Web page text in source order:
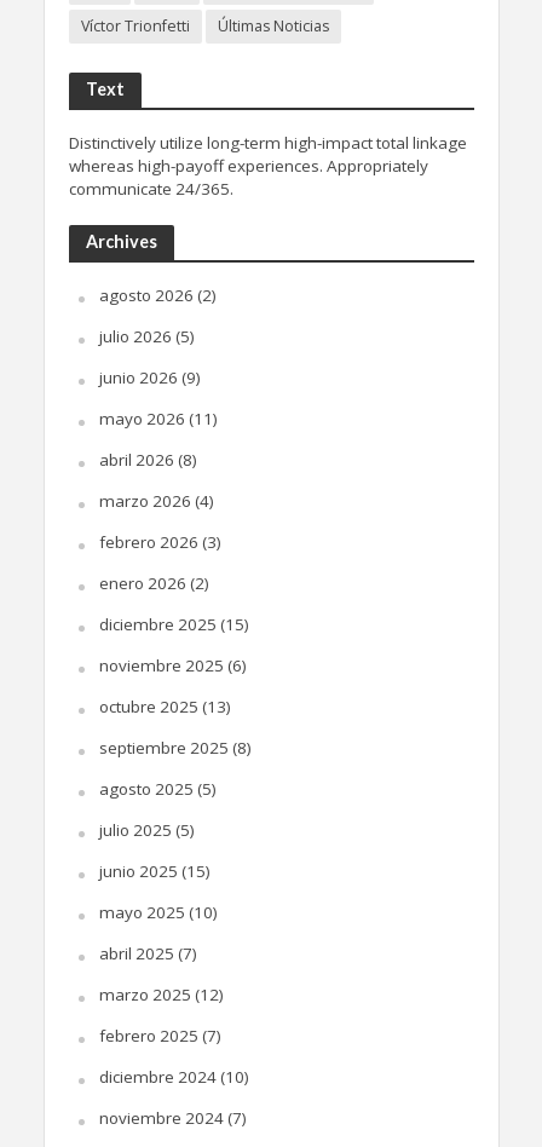
Víctor Trionfetti
Últimas Noticias
Text
Distinctively utilize long-term high-impact total linkage
whereas high-payoff experiences. Appropriately
communicate 24/365.
Archives
agosto 2026 (2)
julio 2026 (5)
junio 2026 (9)
mayo 2026 (11)
abril 2026 (8)
marzo 2026 (4)
febrero 2026 (3)
enero 2026 (2)
diciembre 2025 (15)
noviembre 2025 (6)
octubre 2025 (13)
septiembre 2025 (8)
agosto 2025 (5)
julio 2025 (5)
junio 2025 (15)
mayo 2025 (10)
abril 2025 (7)
marzo 2025 (12)
febrero 2025 (7)
diciembre 2024(10)
noviembre 2024(7)